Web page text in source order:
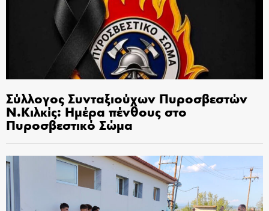
Σύλλογος Συνταξιούχων Πυροσβεστών
Ν.Κιλκίς: Ημέρα πένθους στο
Πυροσβεστικό Σώμα